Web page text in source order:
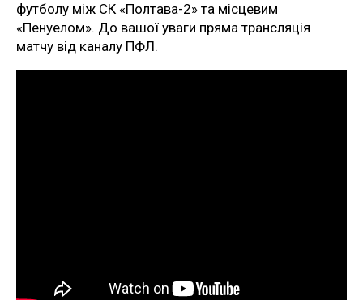
футболу між СК «Полтава-2» та місцевим
«Пенуелом». До вашої уваги пряма трансляція
матчу від каналу ПФЛ.